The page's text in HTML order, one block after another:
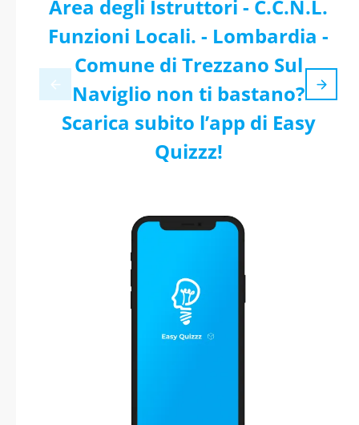
Area degli Istruttori - C.C.N.L.
Funzioni Locali. - Lombardia -
Comune di Trezzano Sul
Naviglio non ti bastano?
Scarica subito l’app di Easy
Quizzz!